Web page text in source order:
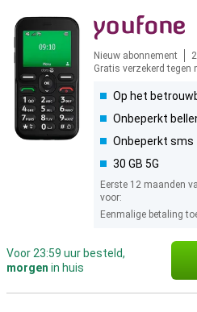
Nieuw abonnement
Gratis verzekerd tegen
Op het
Onbeperkt
Onbeperkt sms
30 GB 5G
Eerste 12 maanden
voor:
Eenmalige betaling
Voor 23:59 uur besteld,
morgen in huis